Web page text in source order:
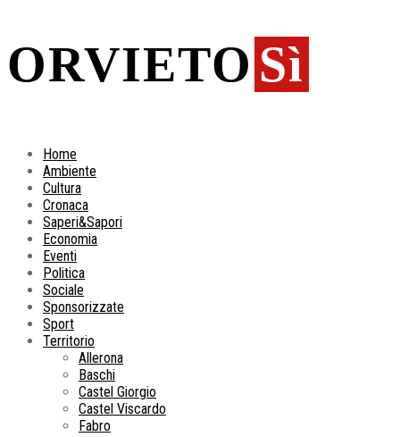
ORVIETO Sì
Home
Ambiente
Cultura
Cronaca
Saperi&Sapori
Economia
Eventi
Politica
Sociale
Sponsorizzate
Sport
Territorio
Allerona
Baschi
Castel Giorgio
Castel Viscardo
Fabro